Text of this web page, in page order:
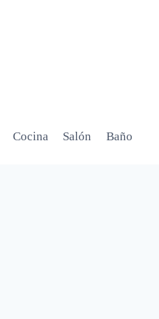
Cocina Salón Baño